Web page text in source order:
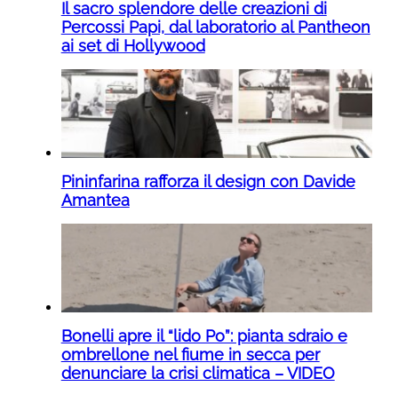
Il sacro splendore delle creazioni di
Percossi Papi, dal laboratorio al Pantheon
ai set di Hollywood
Pininfarina rafforza il design con Davide
Amantea
Bonelli apre il “lido Po”: pianta sdraio e
ombrellone nel fiume in secca per
denunciare la crisi climatica – VIDEO